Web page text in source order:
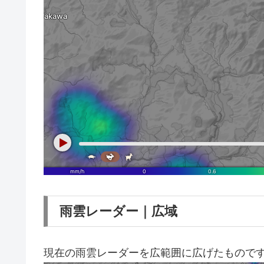
雨雲レーダー｜広域
現在の雨雲レーダーを広範囲に広げたもので